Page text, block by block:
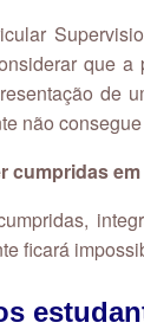
que
de
não
ficará